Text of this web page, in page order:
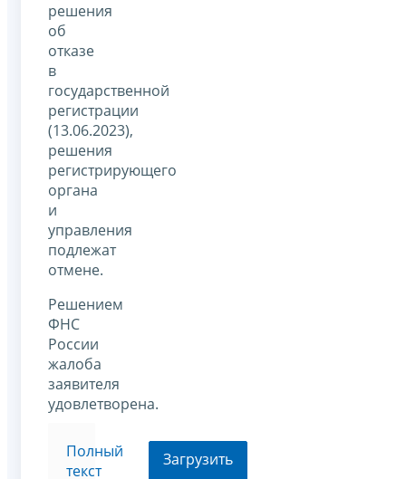
решения
об
отказе
в
государственной
регистрации
(13.06.2023),
решения
регистрирующего
органа
и
управления
подлежат
отмене.
Решением
ФНС
России
жалоба
заявителя
удовлетворена.
Полный
текст
Загрузить